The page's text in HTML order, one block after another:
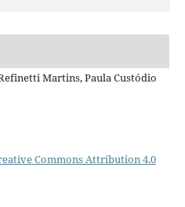
Martins, Paula Custódio
Commons Attribution 4.0